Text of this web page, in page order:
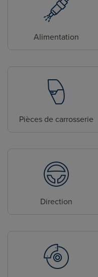
Alimentation
Pièces de carrosserie
Direction